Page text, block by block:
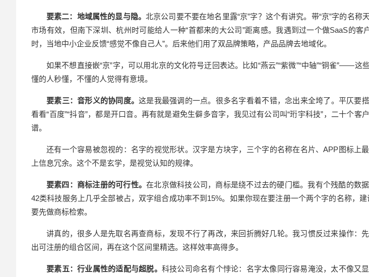
要素二：地域属性的显与隐。北京公司要不要在地名里露“京”字？这个有讲究。带“京”字的名称
市场有效，但南下深圳、杭州时可能给人一种“首都来的大公司”距离感。我遇到过一个做SaaS的客
时，当地中小企业反馈“感觉不像自己人”。后来他们用了双品牌策略，产品品牌去地域化。
如果不想直接嵌“京”字，可以用北京的文化符号迂回表达。比如“燕云”“紫微”“中轴”“铜雀”——这
懂的人秒懂，不懂的人觉得有意境。
要素三：音形义的协同度。这是我最强调的一点。很多名字看着不错，念出来全垮了。平仄
看看“百度”“抖音”，都是开口音。再有就是避免生僻多音字，我见过有公司叫“珩宇科技”，二十个客
谱。
还有一个容易被忽视的：名字的视觉形状。汉字是方块字，三个字的名称在名片、APP图标上
上信息冗余。这个不是玄学，是视觉认知的规律。
要素四：商标注册的可行性。在北京做科技公司，商标是绕不过去的硬门槛。我有个残酷的数据
42类科技服务上几乎全部被占，双字组合成功率不到15%。如果你现在要注册一个两个字的名称，
要先做商标检索。
讲真的，很多人是先取名再查商标，发现不行了再改，来回折腾好几轮。我习惯反过来操作：
出可注册的组合区间，再在这个区间里精选。这样效率高得多。
要素五：行业属性的适配与超脱。 科技公司命名有个悖论：名字太像同行容易淹没，太不像又